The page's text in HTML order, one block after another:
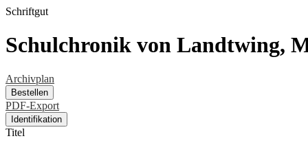
Schriftgut
Schulchronik von Landtwing,
Archivplan
Bestellen
PDF-Export
Identifikation
Titel